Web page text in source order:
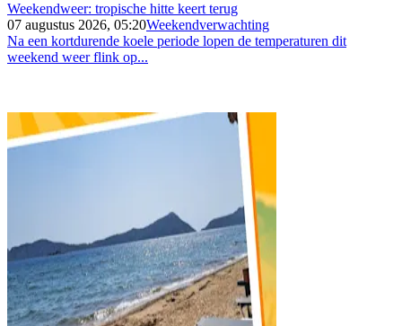
Weekendweer: tropische hitte keert terug
07 augustus 2026, 05:20Weekendverwachting
Na een kortdurende koele periode lopen de temperaturen dit
weekend weer flink op...